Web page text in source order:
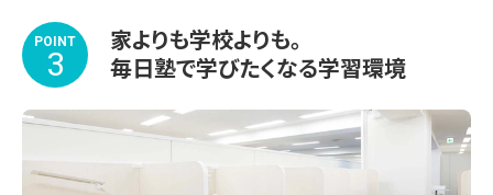
POINT
3
家よりも学校よりも。
毎日塾で学びたくなる学習環境